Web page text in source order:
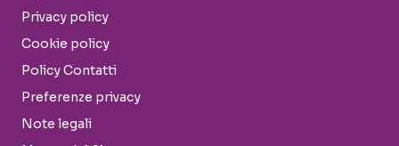
Privacy policy
Cookie policy
Policy Contatti
Preferenze privacy
Note legali